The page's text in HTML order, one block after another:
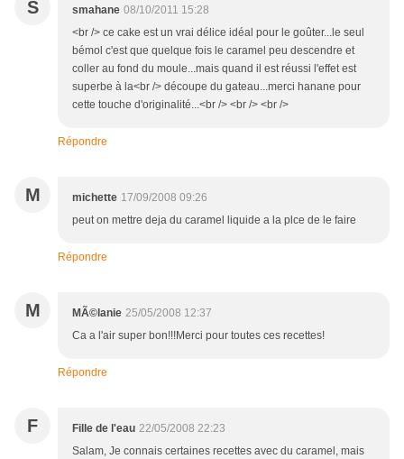
S smahane 08/10/2011 15:28
<br /> ce cake est un vrai délice idéal pour le goûter...le seul
bémol c'est que quelque fois le caramel peu descendre et
coller au fond du moule...mais quand il est réussi l'effet est
superbe à la<br /> découpe du gateau...merci hanane pour
cette touche d'originalité...<br /> <br /> <br />
Répondre
M michette 17/09/2008 09:26
peut on mettre deja du caramel liquide a la plce de le faire
Répondre
M MÃ©lanie 25/05/2008 12:37
Ca a l'air super bon!!!Merci pour toutes ces recettes!
Répondre
F Fille de l'eau 22/05/2008 22:23
Salam, Je connais certaines recettes avec du caramel, mais